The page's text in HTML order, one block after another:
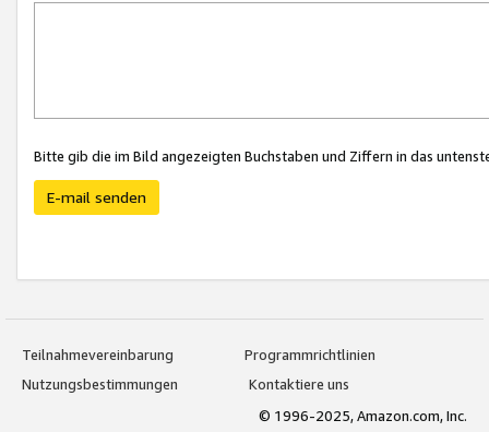
Bitte gib die im Bild angezeigten Buchstaben und Ziffern in das
E-mail senden
Teilnahmevereinbarung
Programmrichtlinien
Nutzungsbestimmungen
Kontaktiere uns
© 1996-2025, Amazon.com, Inc.